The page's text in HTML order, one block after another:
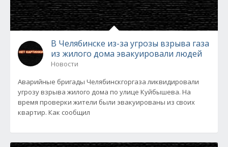
В Челябинске из-за угрозы взрыва газа
из жилого дома эвакуировали людей
Новости
Аварийные бригады Челябинскгоргаза ликвидировали
угрозу взрыва жилого дома по улице Куйбышева. На
время проверки жители были эвакуированы из своих
квартир. Как сообщил